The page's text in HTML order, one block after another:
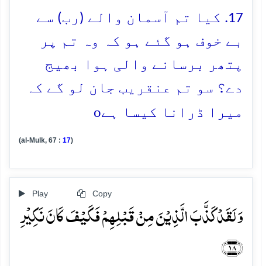
17. کیا تم آسمان والے (رب) سے
بے خوف ہو گئے ہو کہ وہ تم پر
پتھر برسانے والی ہوا بھیج
دے؟ سو تم عنقریب جان لو گے کہ
میرا ڈرانا کیسا ہےo
(al-Mulk, 67 : 17)
Play Copy
وَ لَقَدۡ کَذَّبَ الَّذِیۡنَ مِنۡ قَبۡلِہِمۡ فَکَیۡفَ کَانَ نَکِیۡرِ
﴿۱۸﴾